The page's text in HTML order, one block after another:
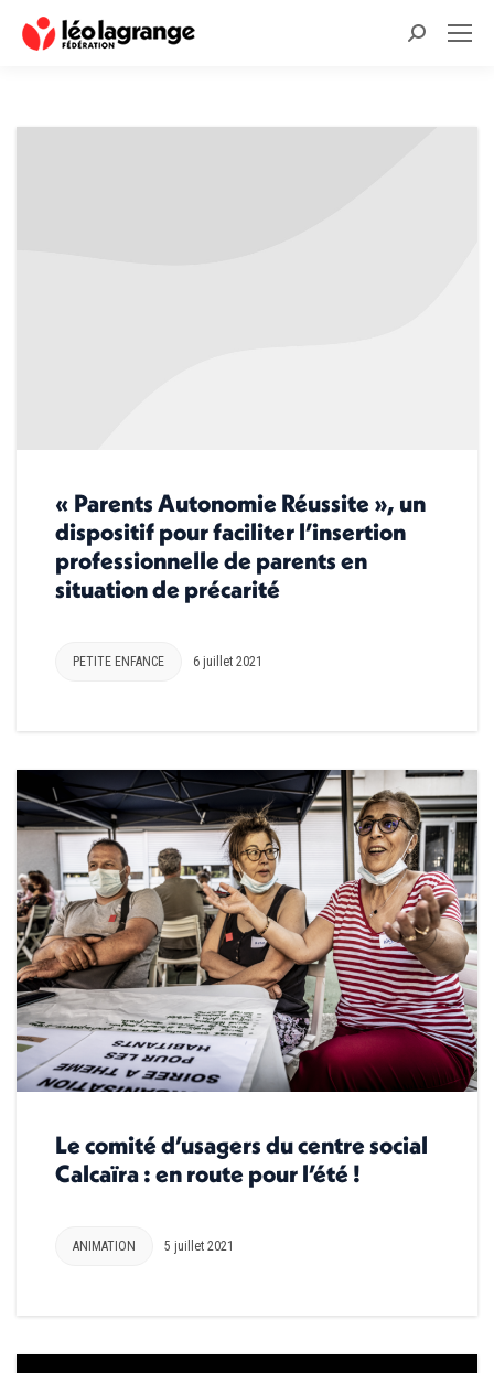
Recherche
« Parents Autonomie Réussite », un
dispositif pour faciliter l’insertion
professionnelle de parents en
situation de précarité
PETITE ENFANCE 6 juillet 2021
Le comité d’usagers du centre social
Calcaïra : en route pour l’été !
ANIMATION 5 juillet 2021